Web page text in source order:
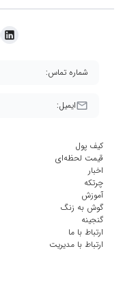
ایمیل:
شماره تماس:
کیف پول
قیمت لحظه‌ای
اخبار
چرتکه
آموزش
گوش به زنگ
گنجینه
ارتباط با ما
ارتباط با مدیریت